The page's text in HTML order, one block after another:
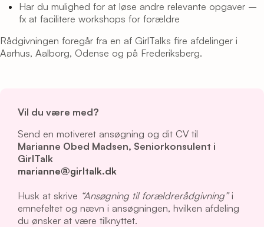
Vil du være med?
Send en motiveret ansøgning og dit CV til
Marianne Obed Madsen, Seniorkonsulent i
GirlTalk
marianne@girltalk.dk
Husk at skrive “Ansøgning til forældrerådgivning”i
emnefeltet og nævn i ansøgningen, hvilken afdeling
du ønsker at være tilknyttet.
Har du mulighed for at løse andre relevante opgaver –
fx at facilitere workshops for forældre
Rådgivningen foregår fra en af GirlTalks fire afdelinger i
Aarhus, Aalborg, Odense og på Frederiksberg.